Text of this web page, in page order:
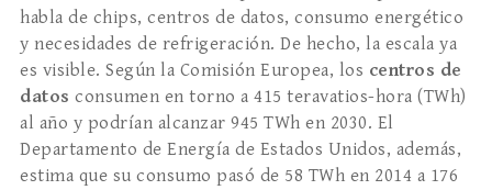
habla de chips, centros de datos, consumo energético
y necesidades de refrigeración. De hecho, la escala ya
es visible. Según la Comisión Europea, los centros de
datos consumen en torno a 415 teravatios-hora (TWh)
al año y podrían alcanzar 945 TWh en 2030. El
Departamento de Energía de Estados Unidos, además,
estima que su consumo pasó de 58 TWh en 2014 a 176